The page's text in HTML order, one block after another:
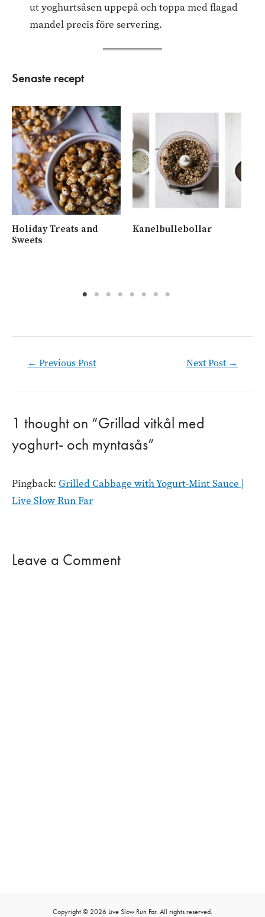
ut yoghurtsåsen uppepå och toppa med flagad
mandel precis före servering.
Senaste recept
Holiday Treats and
Sweets
Kanelbullebollar
← Previous Post Next Post →
1 thought on “Grillad vitkål med
yoghurt- och myntasås”
Pingback: Grilled Cabbage with Yogurt-Mint Sauce |
Live Slow Run Far
Leave a Comment
Copyright © 2026 Live Slow Run Far. All rights reserved.